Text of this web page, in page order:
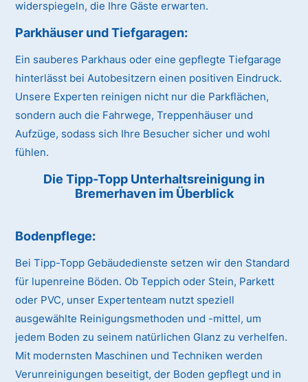
widerspiegeln, die Ihre Gäste erwarten.
Parkhäuser und Tiefgaragen:
Ein sauberes Parkhaus oder eine gepflegte Tiefgarage
hinterlässt bei Autobesitzern einen positiven Eindruck.
Unsere Experten reinigen nicht nur die Parkflächen,
sondern auch die Fahrwege, Treppenhäuser und
Aufzüge, sodass sich Ihre Besucher sicher und wohl
fühlen.
Die Tipp-Topp Unterhaltsreinigung in
Bremerhaven im Überblick
Bodenpflege:
Bei Tipp-Topp Gebäudedienste setzen wir den Standard
für lupenreine Böden. Ob Teppich oder Stein, Parkett
oder PVC, unser Expertenteam nutzt speziell
ausgewählte Reinigungsmethoden und -mittel, um
jedem Boden zu seinem natürlichen Glanz zu verhelfen.
Mit modernsten Maschinen und Techniken werden
Verunreinigungen beseitigt, der Boden gepflegt und in